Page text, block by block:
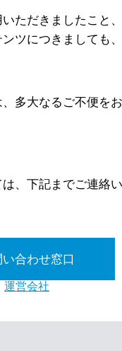
ただきましたこと
ツにつきましても
多大なるご不便を
、下記までご連絡
い合わせ窓口
運営会社